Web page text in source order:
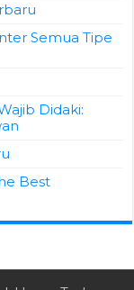
Semua Tipe
Didaki:
Best